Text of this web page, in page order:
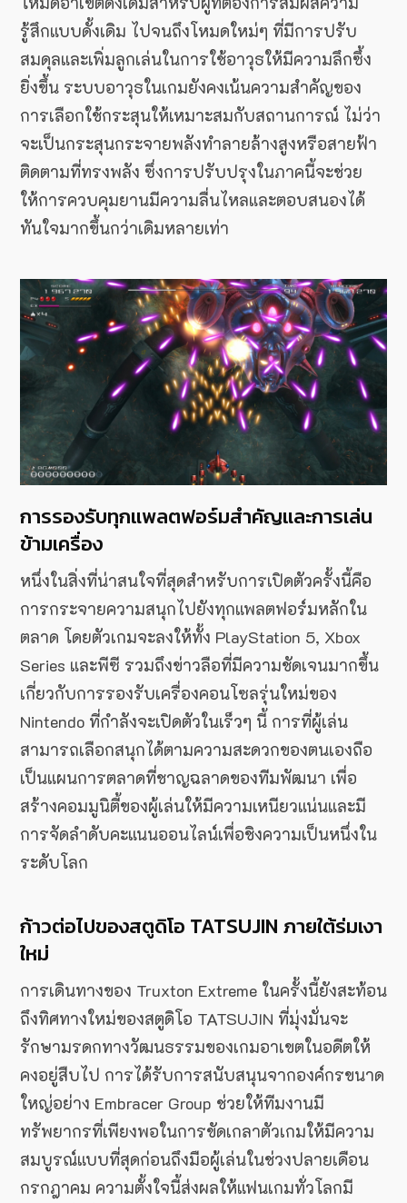
รู้สึกแบบดั้งเดิม ไปจนถึงโหมดใหม่ๆ ที่มีการปรับ
สมดุลและเพิ่มลูกเล่นในการใช้อาวุธให้มีความลึกซึ้ง
ยิ่งขึ้น ระบบอาวุธในเกมยังคงเน้นความสำคัญของ
การเลือกใช้กระสุนให้เหมาะสมกับสถานการณ์ ไม่ว่า
จะเป็นกระสุนกระจายพลังทำลายล้างสูงหรือสายฟ้า
ติดตามที่ทรงพลัง ซึ่งการปรับปรุงในภาคนี้จะช่วย
ให้การควบคุมยานมีความลื่นไหลและตอบสนองได้
ทันใจมากขึ้นกว่าเดิมหลายเท่า
การรองรับทุกแพลตฟอร์มสำคัญและการเล่น
ข้ามเครื่อง
หนึ่งในสิ่งที่น่าสนใจที่สุดสำหรับการเปิดตัวครั้งนี้คือ
การกระจายความสนุกไปยังทุกแพลตฟอร์มหลักใน
ตลาด โดยตัวเกมจะลงให้ทั้ง PlayStation 5, Xbox
Series และพีซี รวมถึงข่าวลือที่มีความชัดเจนมากขึ้น
เกี่ยวกับการรองรับเครื่องคอนโซลรุ่นใหม่ของ
Nintendo ที่กำลังจะเปิดตัวในเร็วๆ นี้ การที่ผู้เล่น
สามารถเลือกสนุกได้ตามความสะดวกของตนเองถือ
เป็นแผนการตลาดที่ชาญฉลาดของทีมพัฒนา เพื่อ
สร้างคอมมูนิตี้ของผู้เล่นให้มีความเหนียวแน่นและมี
การจัดลำดับคะแนนออนไลน์เพื่อชิงความเป็นหนึ่งใน
ระดับโลก
ก้าวต่อไปของสตูดิโอ TATSUJIN ภายใต้ร่มเงา
ใหม่
การเดินทางของ Truxton Extreme ในครั้งนี้ยังสะท้อน
ถึงทิศทางใหม่ของสตูดิโอ TATSUJIN ที่มุ่งมั่นจะ
รักษามรดกทางวัฒนธรรมของเกมอาเขตในอดีตให้
คงอยู่สืบไป การได้รับการสนับสนุนจากองค์กรขนาด
ใหญ่อย่าง Embracer Group ช่วยให้ทีมงานมี
ทรัพยากรที่เพียงพอในการขัดเกลาตัวเกมให้มีความ
สมบูรณ์แบบที่สุดก่อนถึงมือผู้เล่นในช่วงปลายเดือน
กรกฎาคม ความตั้งใจนี้ส่งผลให้แฟนเกมทั่วโลกมี